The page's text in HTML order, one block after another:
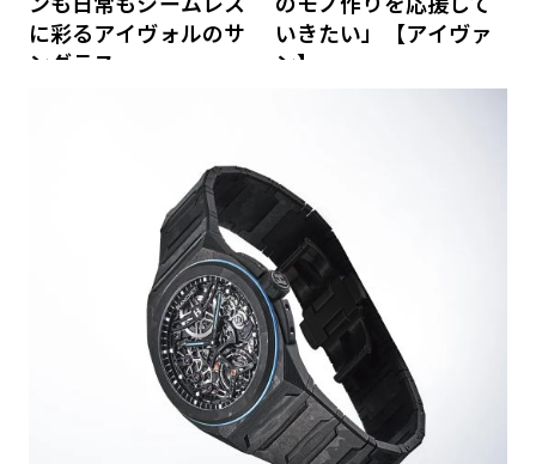
に彩るアイヴォルのサ
ングラス
いきたい」【アイヴァ
ン】